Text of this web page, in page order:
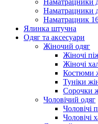
Наматрацники
Наматрацники
Наматрацник
Ялинка штучна
Одяг та аксесуари
Жіночий одяг
Жіночі
Жіночі
Костюми
Туніки
Сорочки
Чоловічий одяг
Чоловічі
Чоловічі